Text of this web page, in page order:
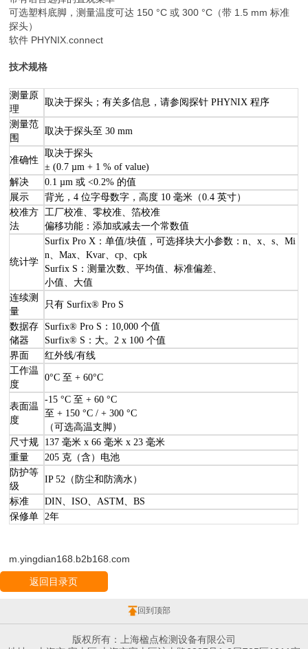
可选塑料底脚，测量温度可达 150 °C 或 300 °C（带 1.5 mm 标准
探头）
软件 PHYNIX.connect
技术规格
测量原
理
取决于探头；有关多信息，请参阅探针 PHYNIX 程序
测量范
围
取决于探头至 30 mm
准确性
取决于探头
± (0.7 µm + 1 % of value)
解决
0.1 µm 或 <0.2% 的值
展示
背光，4 位字母数字，高度 10 毫米（0.4 英寸）
校准方
法
工厂校准、零校准、箔校准
偏移功能：添加或减去一个常数值
统计学
Surfix Pro X：单值/块值，可选择块大小参数：n、x、s、Mi
n、Max、Kvar、cp、cpk
Surfix S：测量次数、平均值、标准偏差、
小值、大值
连续测
量
只有 Surfix® Pro S
数据存
储器
Surfix® Pro S：10,000 个值
Surfix® S：大。2 x 100 个值
界面
红外线/有线
工作温
度
0°C 至 + 60°C
表面温
度
-15 °C 至 + 60 °C
至 + 150 °C / + 300 °C
（可选高温支脚）
尺寸规
137 毫米 x 66 毫米 x 23 毫米
重量
205 克（含）电池
防护等
级
IP 52（防尘和防滴水）
标准
DIN、ISO、ASTM、BS
保修单
2年
m.yingdian168.b2b168.com
返回目录页
回到顶部
版权所有：上海楹点检测设备有限公司